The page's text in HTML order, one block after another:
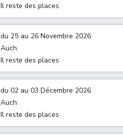
Il reste des places
du 25 au 26 Novembre 2026
Auch
Il reste des places
du 02 au 03 Décembre 2026
Auch
Il reste des places